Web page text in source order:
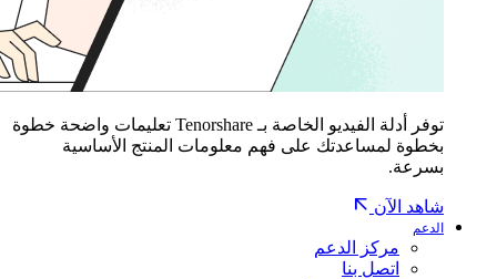
توفر أدلة الفيديو الخاصة بـ Tenorshare تعليمات واضحة خطوة
بخطوة لمساعدتك على فهم معلومات المنتج الأساسية
بسرعة.
شاهد الآن
الدعم
مركز الدعم
اتصل بنا